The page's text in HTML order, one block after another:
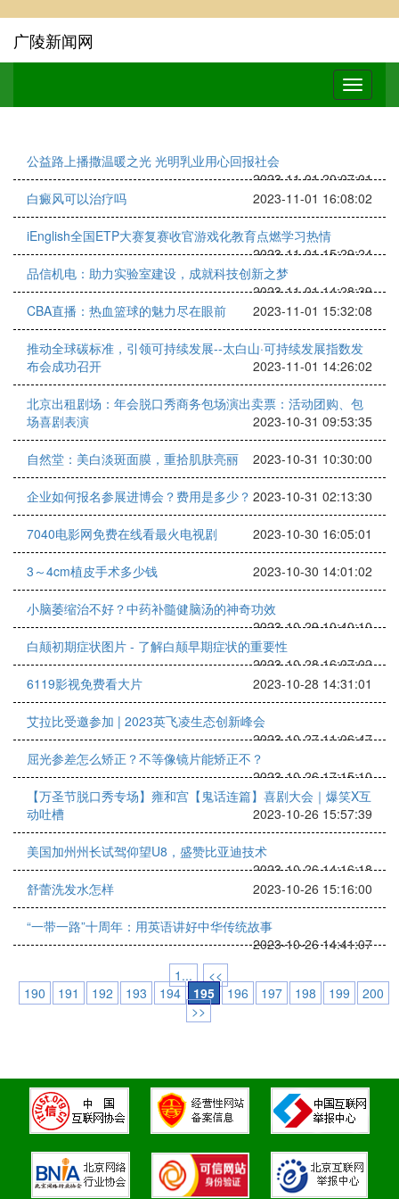
广陵新闻网
公益路上播撒温暖之光 光明乳业用心回报社会
2023-11-01 20:07:01
白癜风可以治疗吗
2023-11-01 16:08:02
iEnglish全国ETP大赛复赛收官游戏化教育点燃学习热情
2023-11-01 15:29:24
品信机电：助力实验室建设，成就科技创新之梦
2023-11-01 14:28:39
CBA直播：热血篮球的魅力尽在眼前
2023-11-01 15:32:08
推动全球碳标准，引领可持续发展--太白山·可持续发展指数发
布会成功召开
2023-11-01 14:26:02
北京出租剧场：年会脱口秀商务包场演出卖票：活动团购、包
场喜剧表演
2023-10-31 09:53:35
自然堂：美白淡斑面膜，重拾肌肤亮丽 2023-10-31 10:30:00
企业如何报名参展进博会？费用是多少？ 2023-10-31 02:13:30
7040电影网免费在线看最火电视剧 2023-10-30 16:05:01
3～4cm植皮手术多少钱 2023-10-30 14:01:02
小脑萎缩治不好？中药补髓健脑汤的神奇功效
2023-10-29 10:40:10
白颠初期症状图片 - 了解白颠早期症状的重要性
2023-10-28 16:07:02
6119影视免费看大片
2023-10-28 14:31:01
艾拉比受邀参加 | 2023英飞凌生态创新峰会
2023-10-27 11:06:47
屈光参差怎么矫正？不等像镜片能矫正不？
2023-10-26 17:15:10
【万圣节脱口秀专场】雍和宫【鬼话连篇】喜剧大会｜爆笑X互
动吐槽
2023-10-26 15:57:39
美国加州州长试驾仰望U8，盛赞比亚迪技术
2023-10-26 14:16:18
舒蕾洗发水怎样
2023-10-26 15:16:00
“一带一路”十周年：用英语讲好中华传统故事
2023-10-26 14:41:07
1...
<<
190
191 192 193 194 195 196 197 198 199
200
>>